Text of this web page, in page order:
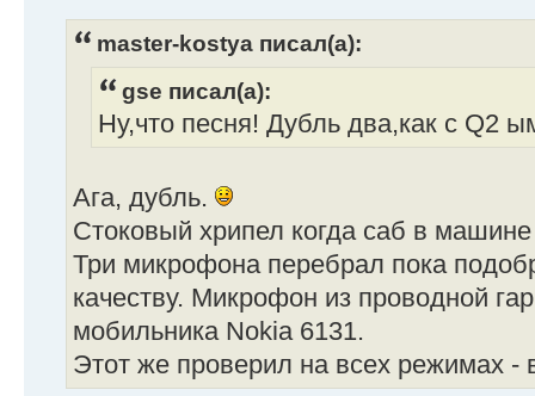
master-kostya писал(а):
gse писал(а):
Ну,что песня! Дубль два,как с Q2
Ага, дубль.
Стоковый хрипел когда саб в машине
Три микрофона перебрал пока
качеству. Микрофон из проводной
мобильника Nokia 6131.
Этот же проверил на всех режимах -